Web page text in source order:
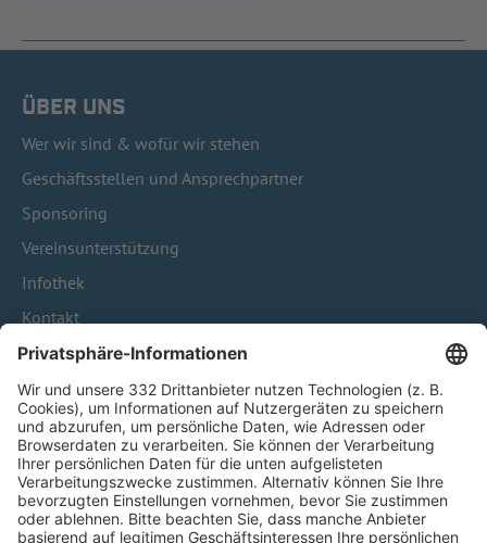
ÜBER UNS
Wer wir sind & wofür wir stehen
Geschäftsstellen und Ansprechpartner
Sponsoring
Vereinsunterstützung
Infothek
Kontakt
HÄUFIG BESUCHTE SEITEN
Pässe und Vereinswechsel
Trainerausbildung
Schulungsangebot Vereinsmitarbeiter
BFV-Geschäftsstellen